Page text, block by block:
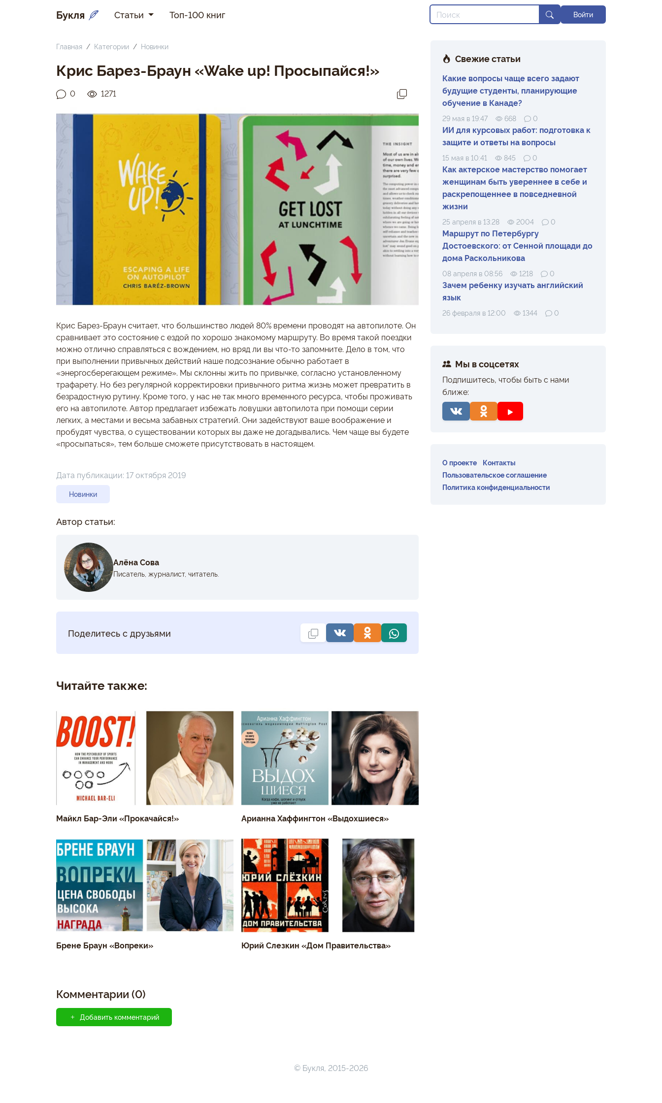
Букля Статьи Топ-100 книг Войти
Главная Категории Новинки
Крис Барез-Браун «Wake up! Просыпайся!»
0 1271
Крис Барез-Браун считает, что большинство людей 80% времени проводят на автопилоте. Он
сравнивает это состояние с ездой по хорошо знакомому маршруту. Во время такой поездки
можно отлично справляться с вождением, но вряд ли вы что-то запомните. Дело в том, что
при выполнении привычных действий наше подсознание обычно работает в
«энергосберегающем режиме». Мы склонны жить по привычке, согласно установленному
трафарету. Но без регулярной корректировки привычного ритма жизнь может превратить в
безрадостную рутину. Кроме того, у нас не так много временного ресурса, чтобы проживать
его на автопилоте. Автор предлагает избежать ловушки автопилота при помощи серии
легких, а местами и весьма забавных стратегий. Они задействуют ваше воображение и
пробудят чувства, о существовании которых вы даже не догадывались. Чем чаще вы будете
«просыпаться», тем больше сможете присутствовать в настоящем.
Дата публикации: 17 октября 2019
Новинки
Автор статьи:
Алёна Сова
Писатель, журналист, читатель.
Поделитесь с друзьями
Читайте также:
Майкл Бар-Эли «Прокачайся!» Арианна Хаффингтон «Выдохшиеся»
Брене Браун «Вопреки» Юрий Слезкин «Дом Правительства»
Комментарии (0)
Добавить комментарий
Свежие статьи
Какие вопросы чаще всего задают
будущие студенты, планирующие
обучение в Канаде?
29 мая в 19:47 668 0
ИИ для курсовых работ: подготовка к
защите и ответы на вопросы
15 мая в 10:41 845 0
Как актерское мастерство помогает
женщинам быть увереннее в себе и
раскрепощеннее в повседневной
жизни
25 апреля в 13:28 2004 0
Маршрут по Петербургу
Достоевского: от Сенной площади до
дома Раскольникова
08 апреля в 08:56 1218 0
Зачем ребенку изучать английский
язык
26 февраля в 12:00 1344 0
Мы в соцсетях
Подпишитесь, чтобы быть с нами
ближе:
О проекте
Контакты
Пользовательское соглашение
Политика конфиденциальности
© Букля, 2015-2026